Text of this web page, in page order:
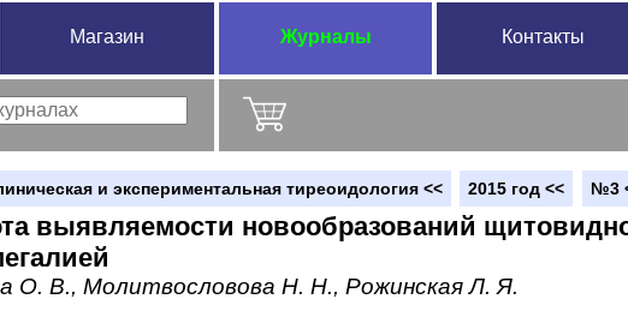
Магазин Журналы Контакты
и экспериментальная тиреоидология << 2015 год << №3
выявляемости новообразований
О. В., Молитвословова Н. Н., Рожинская Л. Я.